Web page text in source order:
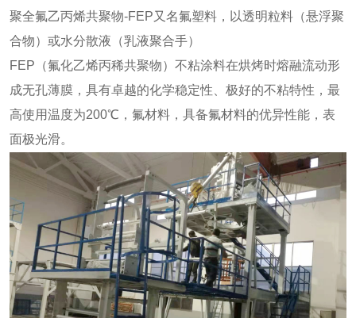
聚全氟乙丙烯共聚物-FEP又名氟塑料，以透明粒料（悬浮聚
合物）或水分散液（乳液聚合手）
FEP（氟化乙烯丙稀共聚物）不粘涂料在烘烤时熔融流动形
成无孔薄膜，具有卓越的化学稳定性、极好的不粘特性，最
高使用温度为200℃，氟材料，具备氟材料的优异性能，表
面极光滑。